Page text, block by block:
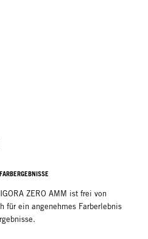
ZERO AMM ist frei von
für ein angenehmes Farberlebnis